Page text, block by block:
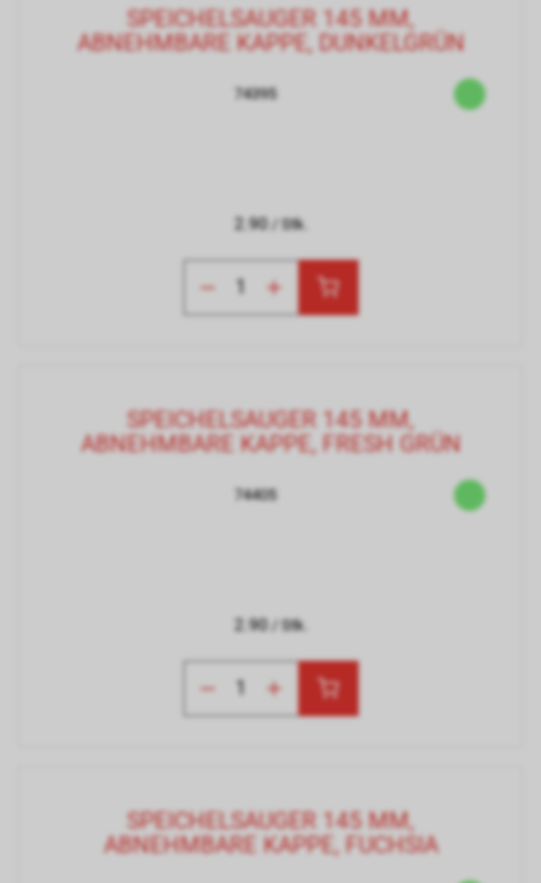
SPEICHELSAUGER 145 MM,
ABNEHMBARE KAPPE, DUNKELGRÜN
74395
2.90/ Stk.
SPEICHELSAUGER 145 MM,
ABNEHMBARE KAPPE, FRESH GRÜN
74405
2.90/ Stk.
SPEICHELSAUGER 145 MM,
ABNEHMBARE KAPPE, FUCHSIA